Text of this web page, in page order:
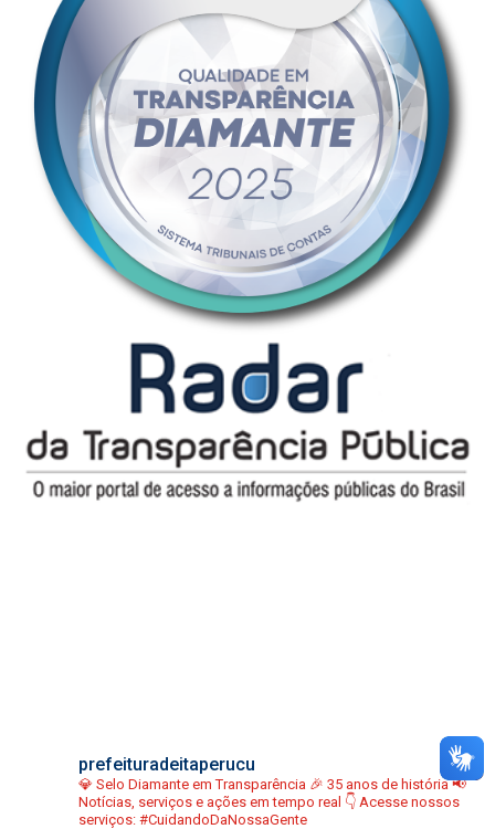
prefeituradeitaperucu
💎 Selo Diamante em Transparência 🎉 35 anos de história📢
Notícias, serviços e ações em tempo real 👇 Acesse nossos
serviços: #CuidandoDaNossaGente